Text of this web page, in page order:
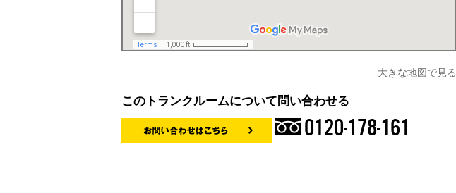
大きな地図で見る
このトランクルームについて問い合わせる
0120-178-161